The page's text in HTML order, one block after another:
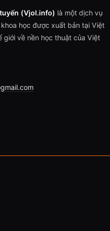
(Vjol.info) là một dịch vụ
học được xuất bản tại Việt
giới về nền học thuật của Việt